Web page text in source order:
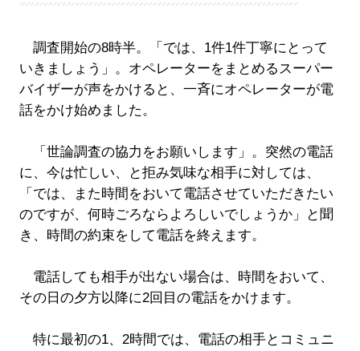
調査開始の8時半。「では、1件1件丁寧にとって
いきましょう」。オペレーターをまとめるスーパー
バイザーが声をかけると、一斉にオペレーターが電
話をかけ始めました。
「世論調査の協力をお願いします」。突然の電話
に、今は忙しい、と拒み気味な相手に対しては、
「では、また時間をおいて電話させていただきたい
のですが、何時ごろならよろしいでしょうか」と聞
き、時間の約束をして電話を終えます。
電話しても相手が出ない場合は、時間をおいて、
その日の夕方以降に2回目の電話をかけます。
特に最初の1、2時間では、電話の相手とコミュニ